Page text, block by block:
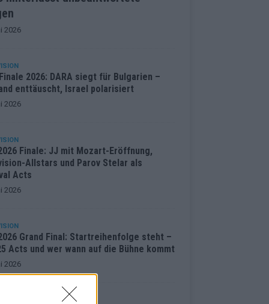
2026
2026: DARA siegt für Bulgarien –
enttäuscht, Israel polarisiert
2026
Finale: JJ mit Mozart-Eröffnung,
Allstars und Parov Stelar als
Acts
2026
Grand Final: Startreihenfolge steht –
Acts und wer wann auf die Bühne kommt
2026